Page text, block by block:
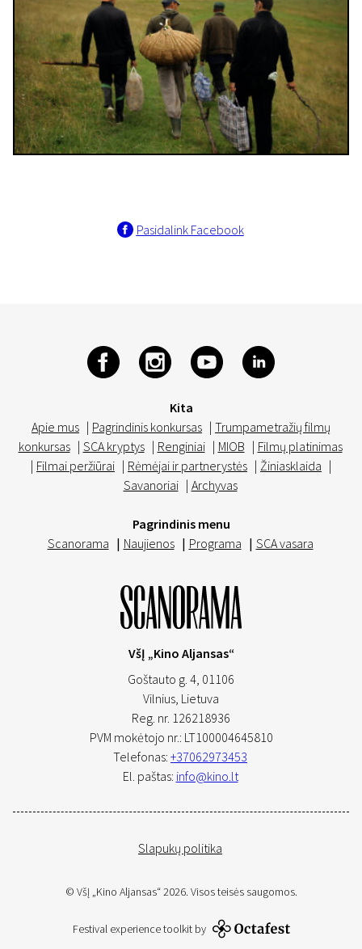
Pasidalink Facebook
Kita
Apie mus | Pagrindinis konkursas | Trumpametražių filmų
konkursas | SCA kryptys | Renginiai | MIOB | Filmų platinimas
| Filmai peržiūrai | Rėmėjai ir partnerystės | Žiniasklaida |
Savanoriai | Archyvas
Pagrindinis menu
Scanorama | Naujienos | Programa | SCA vasara
VšĮ „Kino Aljansas“
Goštauto g. 4, 01106
Vilnius, Lietuva
Reg. nr. 126218936
PVM mokėtojo nr.: LT100004645810
Telefonas: +37062973453
El. paštas: info@kino.lt
Slapukų politika
© VšĮ „Kino Aljansas“ 2026. Visos teisės saugomos.
Festival experience toolkit by